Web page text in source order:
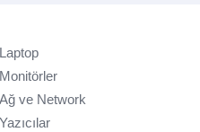
Laptop
Monitörler
Ağ ve Network
Yazıcılar